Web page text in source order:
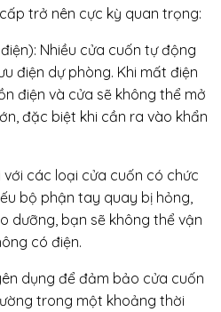
trở nên cực kỳ quan trọng:
Nhiều cửa cuốn tự động
điện dự phòng. Khi mất điện
điện và cửa sẽ không thể mở
đặc biệt khi cần ra vào khẩn
các loại cửa cuốn có chức
bộ phận tay quay bị hỏng,
dưỡng, bạn sẽ không thể vận
có điện.
dụng để đảm bảo cửa cuốn
trong một khoảng thời